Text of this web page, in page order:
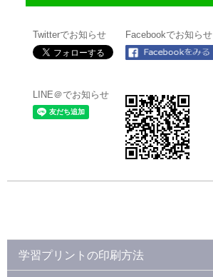
Twitterでお知らせ Facebookでお知らせ
LINE＠でお知らせ
学習プリントの印刷方法